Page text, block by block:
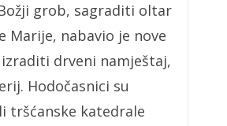
grob, sagraditi oltar
Marije, nabavio je nove
drveni namještaj,
Hodočasnici su
tršćanske katedrale